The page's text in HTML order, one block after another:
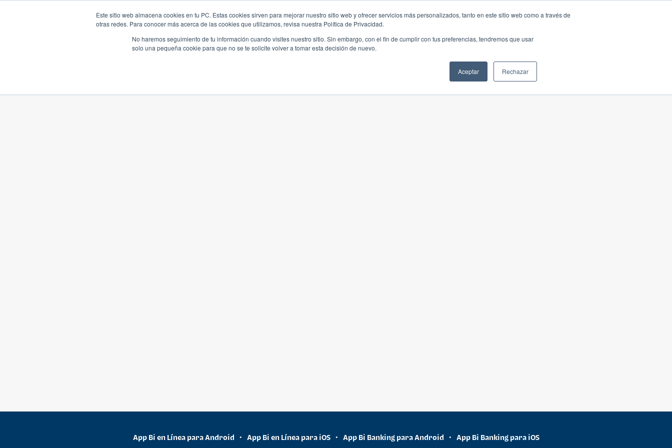
Este sitio web almacena cookies en tu PC. Estas cookies sirven para mejorar nuestro sitio web y ofrecer servicios más personalizados, tanto en este sitio web como a través de
otras redes. Para conocer más acerca de las cookies que utilizamos, revisa nuestra Política de Privacidad.
No haremos seguimiento de tu información cuando visites nuestro sitio. Sin embargo, con el fin de cumplir con tus preferencias, tendremos que usar
solo una pequeña cookie para que no se te solicite volver a tomar esta decisión de nuevo.
Aceptar Rechazar
App Bi en Línea para Android • App Bi en Línea para iOS • App Bi Banking para Android • App Bi Banking para iOS